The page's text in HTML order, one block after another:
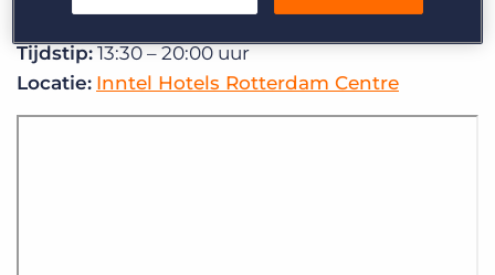
Tijdstip: 13:30 – 20:00 uur
Locatie: Inntel Hotels Rotterdam Centre